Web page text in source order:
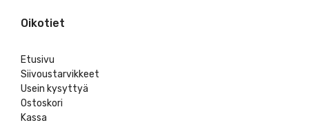
Oikotiet
Etusivu
Siivoustarvikkeet
Usein kysyttyä
Ostoskori
Kassa